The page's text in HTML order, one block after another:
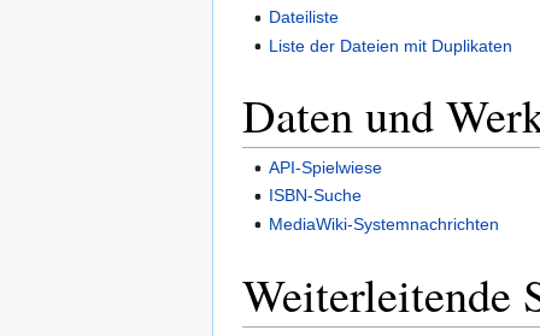
Dateiliste
Liste der Dateien mit Duplikaten
Daten und
API-Spielwiese
ISBN-Suche
MediaWiki-Systemnachrichten
Weiterleitende